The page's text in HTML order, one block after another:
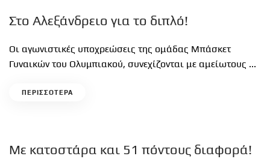
Στο Αλεξάνδρειο για το διπλό!
Οι αγωνιστικές υποχρεώσεις της ομάδας Μπάσκετ
Γυναικών του Ολυμπιακού, συνεχίζονται με αμείωτους ...
ΠΕΡΙΣΣΟΤΕΡΑ
Με κατοστάρα και 51 πόντους διαφορά!